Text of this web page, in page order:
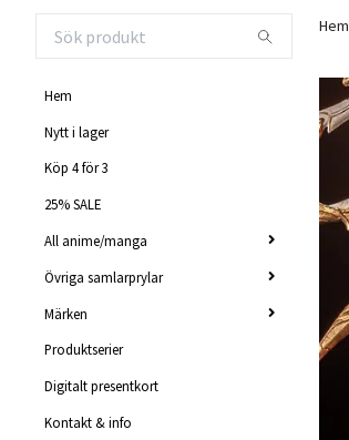
Hem
Nytt i lager
Köp 4 för 3
25% SALE
All anime/manga
Övriga samlarprylar
Märken
Produktserier
Digitalt presentkort
Kontakt & info
Hem